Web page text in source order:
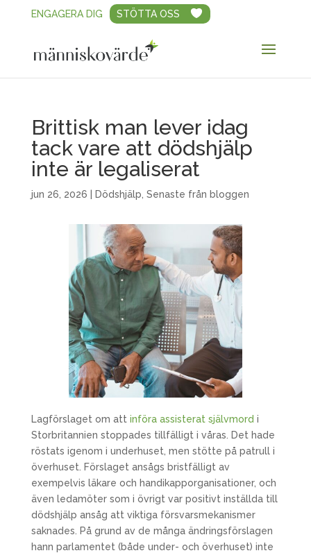
ENGAGERA DIG STÖTTA OSS
Brittisk man lever idag
tack vare att dödshjälp
inte är legaliserat
jun 26, 2026 Dödshjälp Senaste från bloggen
Lagförslaget om att införa assisterat självmord i
Storbritannien stoppades tillfälligt i våras. Det hade
röstats igenom i underhuset, men stötte på patrull i
överhuset. Förslaget ansågs bristfälligt av
exempelvis läkare och handikapporganisationer, och
även ledamöter som i övrigt var positivt inställda till
dödshjälp ansåg att viktiga försvarsmekanismer
saknades. På grund av de många ändringsförslagen
hann parlamentet (både under- och överhuset) inte